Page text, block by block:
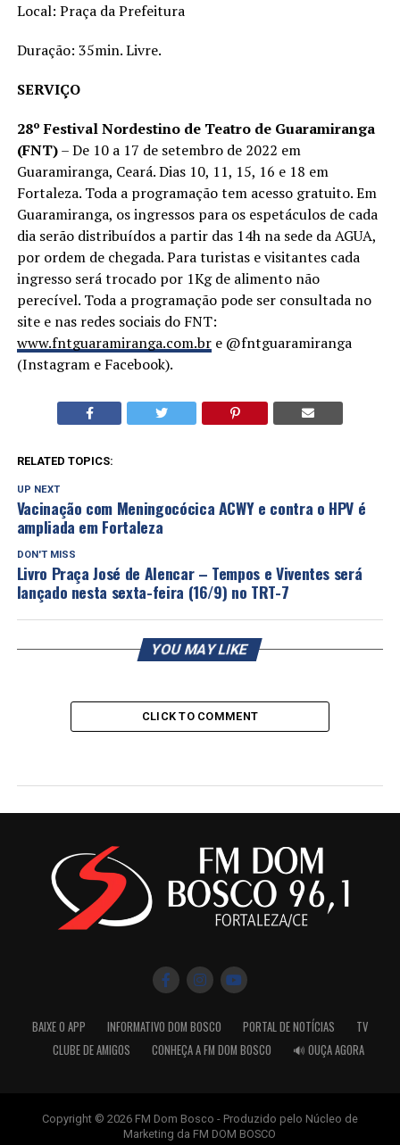
Local: Praça da Prefeitura
Duração: 35min. Livre.
SERVIÇO
28º Festival Nordestino de Teatro de Guaramiranga
(FNT)– De 10 a 17 de setembro de 2022 em
Guaramiranga, Ceará. Dias 10, 11, 15, 16 e 18 em
Fortaleza. Toda a programação tem acesso gratuito. Em
Guaramiranga, os ingressos para os espetáculos de cada
dia serão distribuídos a partir das 14h na sede da AGUA,
por ordem de chegada. Para turistas e visitantes cada
ingresso será trocado por 1Kg de alimento não
perecível. Toda a programação pode ser consultada no
site e nas redes sociais do FNT:
www.fntguaramiranga.com.bre @fntguaramiranga
(Instagram e Facebook).
RELATED TOPICS:
UP NEXT
Vacinação com Meningocócica ACWY e contra o HPV é
ampliada em Fortaleza
DON'T MISS
Livro Praça José de Alencar – Tempos e Viventes será
lançado nesta sexta-feira (16/9) no TRT-7
YOU MAY LIKE
CLICK TO COMMENT
BAIXE O APP INFORMATIVO DOM BOSCO PORTAL DE NOTÍCIAS
TV
CLUBE DE AMIGOS
CONHEÇA A FM DOM BOSCO 🔊 OUÇA AGORA
Copyright © 2026 FM Dom Bosco - Produzido pelo Núcleo de
Marketing da FM DOM BOSCO